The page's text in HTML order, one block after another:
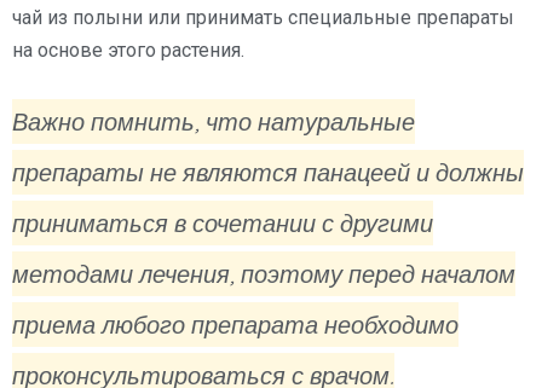
чай из полыни или принимать специальные препараты
на основе этого растения.
Важно помнить, что натуральные
препараты не являются панацеей и должны
приниматься в сочетании с другими
методами лечения, поэтому перед началом
приема любого препарата необходимо
проконсультироваться с врачом.